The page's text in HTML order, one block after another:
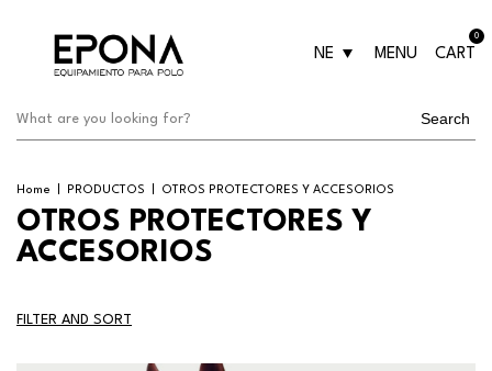
MENU
NE CART
0
Search
Home PRODUCTOS OTROS PROTECTORES Y ACCESORIOS
OTROS PROTECTORES Y
ACCESORIOS
FILTER AND SORT